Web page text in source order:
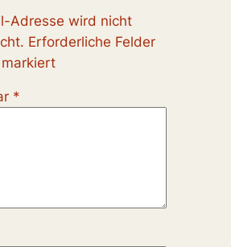
Adresse wird nicht
Erforderliche Felder
markiert
*